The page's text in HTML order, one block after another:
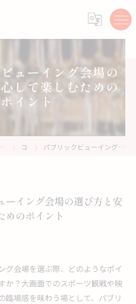
ューイング会場の
して楽しむための
ポイント
ーツ居酒屋 Second コラム パブリックビューイング会場の選び方と安心して楽しむためのポイント
ーイング会場の選び方と安
めのポイント
グ会場を選ぶ際、どのようなポイ
か？大画面でのスポーツ観戦や映
臨場感を味わう場として、パブリ